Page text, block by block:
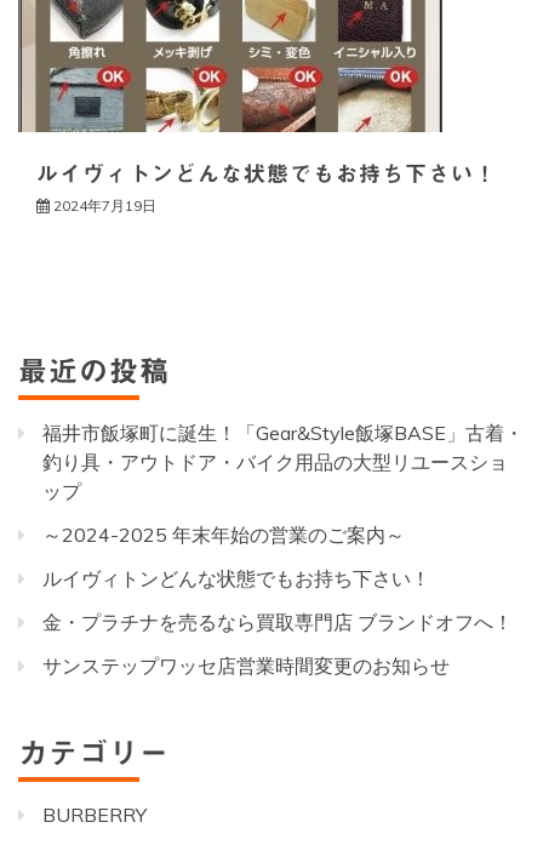
ルイヴィトンどんな状態でもお持ち下さい！
2024年7月19日
最近の投稿
福井市飯塚町に誕生！「Gear&Style飯塚BASE」古着・
釣り具・アウトドア・バイク用品の大型リユースショ
ップ
～2024-2025 年末年始の営業のご案内～
ルイヴィトンどんな状態でもお持ち下さい！
金・プラチナを売るなら買取専門店 ブランドオフへ！
サンステップワッセ店営業時間変更のお知らせ
カテゴリー
BURBERRY